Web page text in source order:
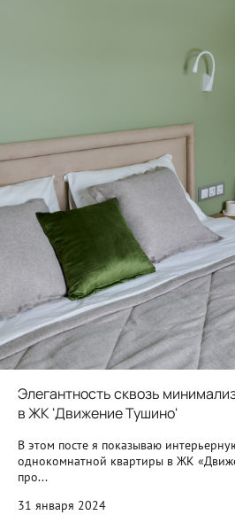
Элегантность сквозь
в ЖК 'Движение Тушино'
В этом посте я показываю
однокомнатной квартиры в ЖК
про...
31 января 2024